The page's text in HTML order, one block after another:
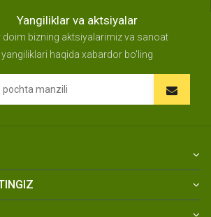
Yangiliklar va aktsiyalar
doim bizning aktsiyalarimiz va sanoat
yangiliklari haqida xabardor bo'ling